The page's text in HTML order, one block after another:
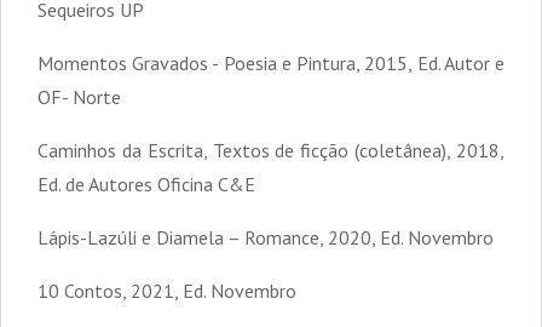
Sequeiros UP
Momentos Gravados - Poesia e Pintura, 2015, Ed. Autor e
OF- Norte
Caminhos da Escrita, Textos de ficção (coletânea), 2018,
Ed. de Autores Oficina C&E
Lápis-Lazúli e Diamela – Romance, 2020, Ed. Novembro
10 Contos, 2021, Ed. Novembro